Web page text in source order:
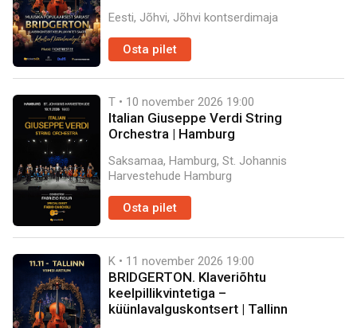
Eesti, Jõhvi, Jõhvi kontserdimaja
Osta pilet
T • 10 november 2026 19:00
Italian Giuseppe Verdi String
Orchestra | Hamburg
Saksamaa, Hamburg, St. Johannis
Harvestehude Hamburg
Osta pilet
K • 11 november 2026 19:00
BRIDGERTON. Klaveriõhtu
keelpillikvintetiga –
küünlavalguskontsert | Tallinn